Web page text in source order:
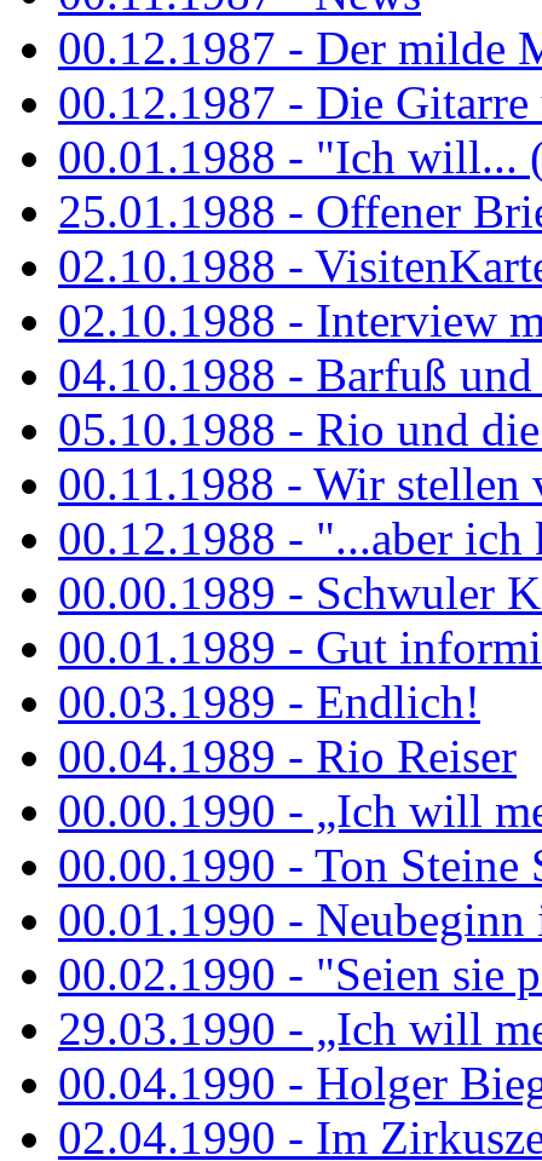
00.12.1987 - Der milde
00.12.1987 - Die Gitarre
00.01.1988 - "Ich will...
25.01.1988 - Offener
02.10.1988 -
02.10.1988 - Interview
04.10.1988 - Barfuß und
05.10.1988 - Rio und
00.11.1988 - Wir stellen
00.12.1988 - "...aber ich
00.00.1989 - Schwuler
00.01.1989 - Gut
00.03.1989 - Endlich!
00.04.1989 - Rio Reiser
00.00.1990 - „Ich will
00.00.1990 - Ton Steine
00.01.1990 -
00.02.1990 - "Seien sie
29.03.1990 - „Ich will
00.04.1990 - Holger
02.04.1990 - Im